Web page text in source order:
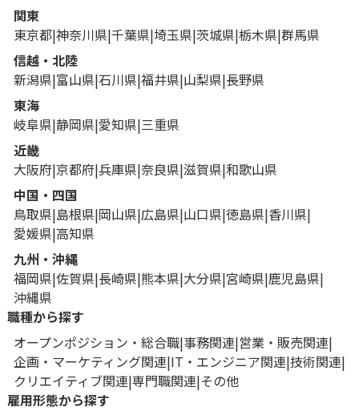
関東
東京都 神奈川県 千葉県 埼玉県 茨城県 栃木県 群馬県
信越・北陸
新潟県 富山県 石川県 福井県 山梨県 長野県
東海
岐阜県 静岡県 愛知県 三重県
近畿
大阪府 京都府 兵庫県 奈良県 滋賀県 和歌山県
中国・四国
鳥取県 島根県 岡山県 広島県 山口県 徳島県 香川県
愛媛県 高知県
九州・沖縄
福岡県 佐賀県 長崎県 熊本県 大分県 宮崎県 鹿児島県
沖縄県
職種から探す
オープンポジション・総合職 事務関連 営業・販売関連
企画・マーケティング関連 IT・エンジニア関連 技術関連
クリエイティブ関連 専門職関連 その他
雇用形態から探す